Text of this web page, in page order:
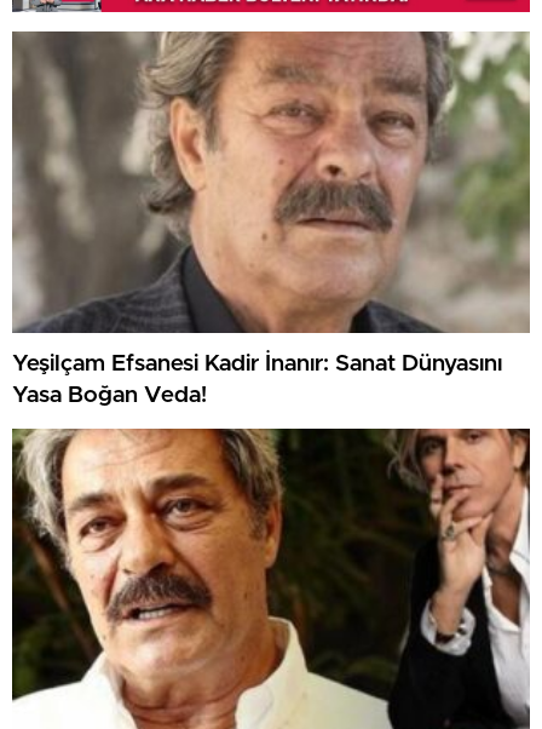
Yeşilçam Efsanesi Kadir İnanır: Sanat Dünyasını
Yasa Boğan Veda!